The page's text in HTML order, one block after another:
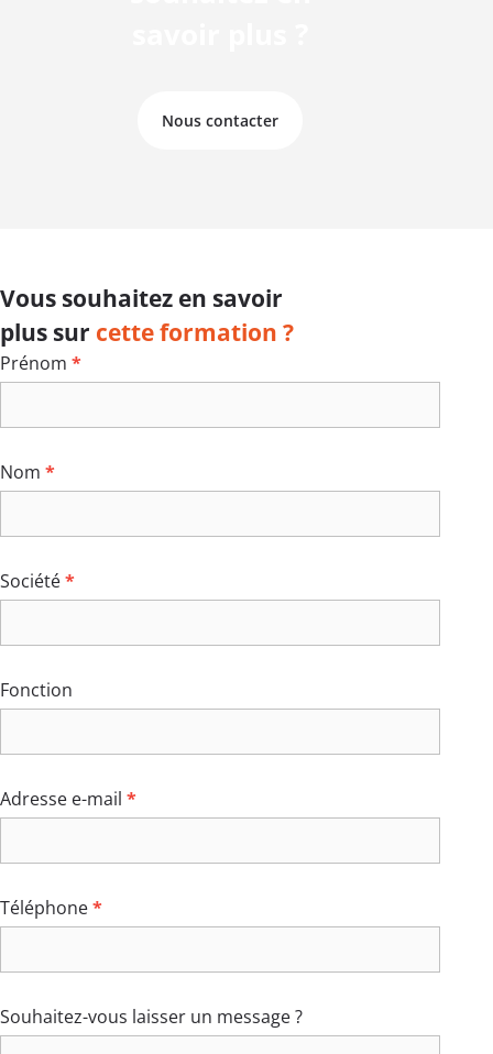
Nous contacter
Vous souhaitez en savoir
plus sur cette formation ?
Formulaire
formation
Prénom *
Nom *
Société*
Fonction
Adresse e-mail *
Téléphone*
Souhaitez-vous laisser un message ?